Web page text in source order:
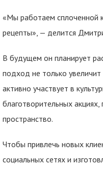
«Мы работаем сплоченной
рецепты», — делится
В будущем он планирует
подход не только
активно участвует в
благотворительных
пространство.
Чтобы привлечь новых
социальных сетях и